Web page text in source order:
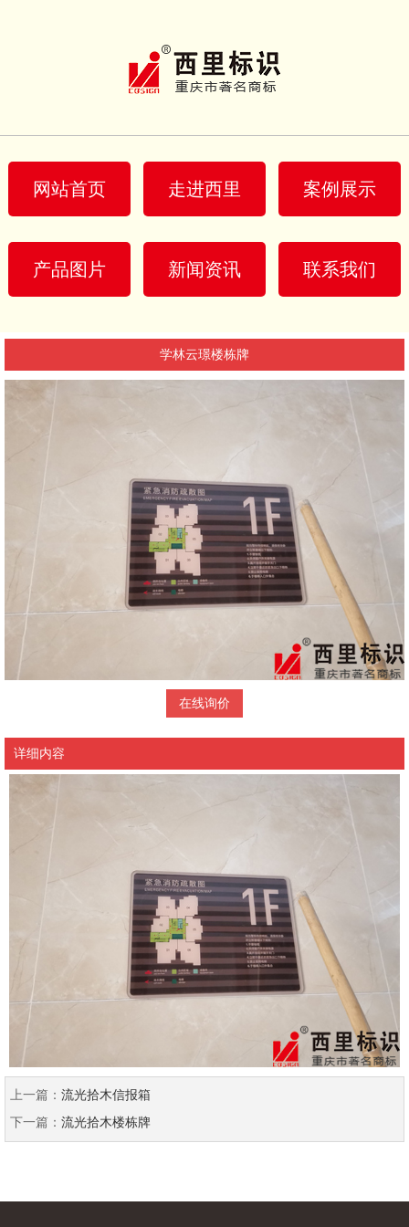
网站首页 走进西里 案例展示
产品图片 新闻资讯 联系我们
学林云璟楼栋牌
在线询价
详细内容
上一篇： 流光拾木信报箱
下一篇： 流光拾木楼栋牌